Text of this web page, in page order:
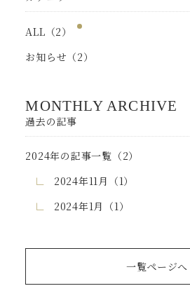
ALL（2）
お知らせ（2）
MONTHLY ARCHIVE
過去の記事
2024年の記事一覧（2）
2024年11月（1）
2024年1月（1）
一覧ページへ